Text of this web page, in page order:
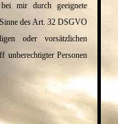
mir durch geeignete
des Art. 32 DSGVO
oder vorsätzlichen
unberechtigter Personen